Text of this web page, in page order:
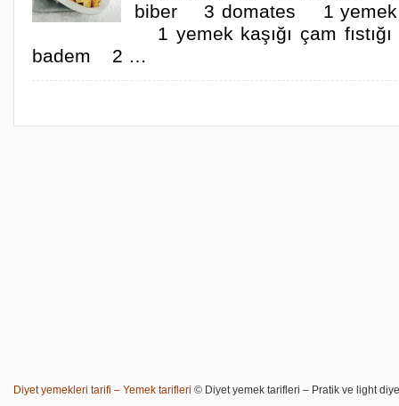
biber 3 domates 1 yemek
1 yemek kaşığı çam
badem 2 …
Diyet yemekleri tarifi – Yemek tarifleri © Diyet yemek tarifleri – Pratik ve light